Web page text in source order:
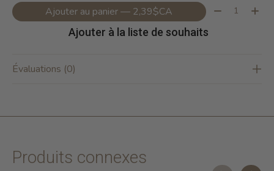
Ajouter au panier — 2,39$CA Quantité:
Ajouter à la liste de souhaits
Évaluations (0)
Produits connexes